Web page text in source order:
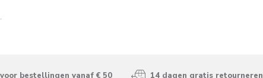
bestellingen vanaf € 50 14 dagen gratis retourneren